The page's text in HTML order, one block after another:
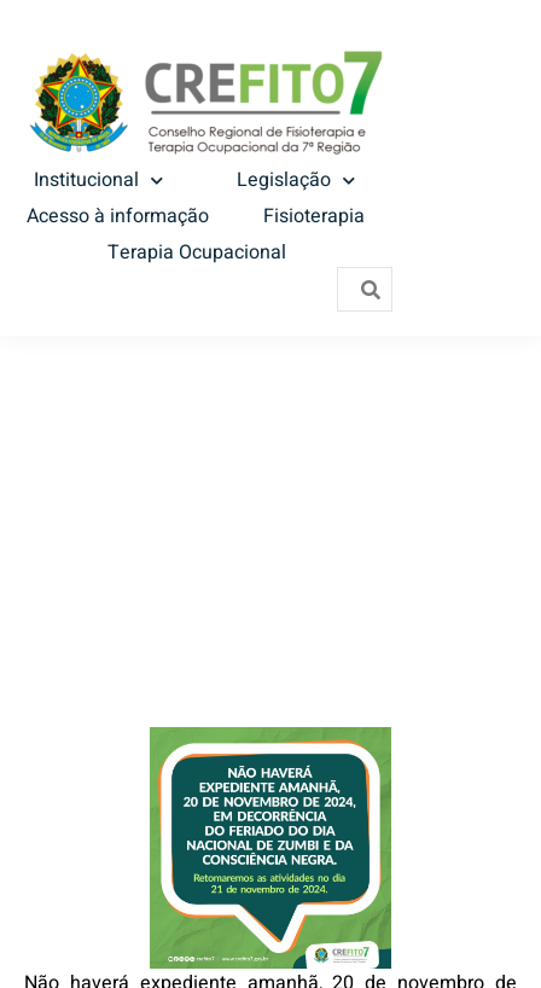
Institucional
Legislação
Acesso à informação
Fisioterapia
Terapia Ocupacional